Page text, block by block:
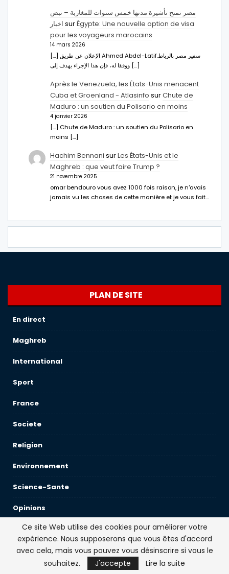
مصر تمنح تأشيرة مدتها خمس سنوات للمغاربة – نبض
اخبار surÉgypte: Une nouvelle option de visa
pour les voyageurs marocains
14 mars 2026
[…] الإعلان عن طريق Ahmed Abdel-Latifسفير مصر بالرباط.
ووفقا له، فإن هذا الإجراء يهدف إلى […]
Après le Venezuela, les États-Unis menacent
Cuba et Groenland - Atlasinfo surChute de
Maduro : un soutien du Polisario en moins
4 janvier 2026
[…] Chute de Maduro : un soutien du Polisario en
moins […]
Hachim Bennani surLes États-Unis et le
Maghreb : que veut faire Trump ?
21 novembre 2025
omar bendouro vous avez 1000 fois raison, je n'avais
jamais vu les choses de cette manière et je vous fait…
PLAN DE SITE
En direct
Maghreb
International
Sport
France
Societe
Religion
Environnement
Science-Sante
Opinions
Économie
Culture-Medias
Décryptages
Ce site Web utilise des cookies pour améliorer votre
expérience. Nous supposerons que vous êtes d'accord
avec cela, mais vous pouvez vous désinscrire si vous le
souhaitez.
J'accepte Lire la suite